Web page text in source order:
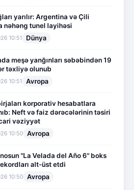
yarılır: Argentina və Çili
nəhəng tunel layihəsi
10:51 Dünya
meşə yanğınları səbəbindən 19
təxliyə olunub
10:51 Avropa
korporativ hesabatlara
Neft və faiz dərəcələrinin təsiri
vəziyyət
10:50 Avropa
"La Velada del Año 6" boks
alt-üst etdi
10:50 Avropa